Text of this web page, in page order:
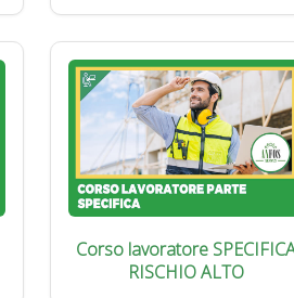
Corso lavoratore
RISCHIO ALTO